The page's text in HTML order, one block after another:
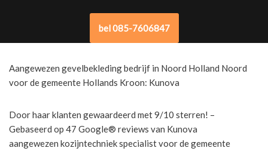
bel 085-7606847
Aangewezen gevelbekleding bedrijf in Noord Holland Noord
voor de gemeente Hollands Kroon: Kunova
Door haar klanten gewaardeerd met 9/10 sterren! –
Gebaseerd op 47 Google® reviews van Kunova
aangewezen kozijntechniek specialist voor de gemeente